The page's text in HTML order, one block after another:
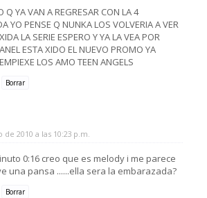
Q YA VAN A REGRESAR CON LA 4
YO PENSE Q NUNKA LOS VOLVERIA A VER
LA SERIE ESPERO Y YA LA VEA POR
ESTA XIDO EL NUEVO PROMO YA
LOS AMO TEEN ANGELS
Borrar
2010 a las 10:23 p.m.
0:16 creo que es melody i me parece
una pansa ......ella sera la embarazada?
Borrar